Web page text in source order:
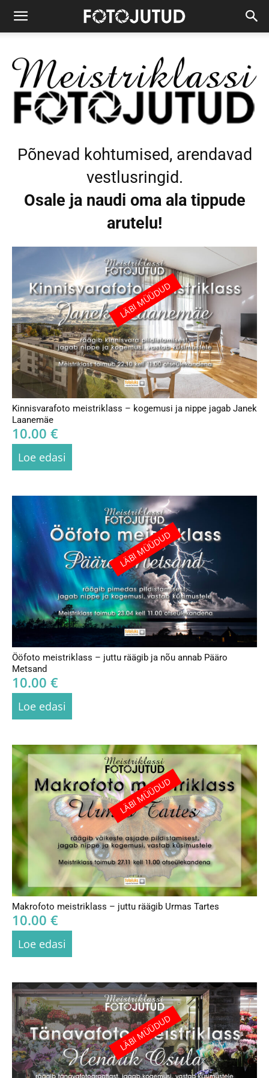
Põnevad kohtumised, arendavad
vestlusringid.
Osale ja naudi oma ala tippude
arutelu!
Kinnisvarafoto meistriklass – kogemusi ja nippe jagab Janek
Laanemäe
10.00 €
Loe edasi
LÄBI MÜÜDUD
Ööfoto meistriklass – juttu räägib ja nõu annab Pääro
Metsand
10.00 €
Loe edasi
LÄBI MÜÜDUD
Makrofoto meistriklass – juttu räägib Urmas Tartes
10.00 €
Loe edasi
LÄBI MÜÜDUD
LÄBI MÜÜDUD